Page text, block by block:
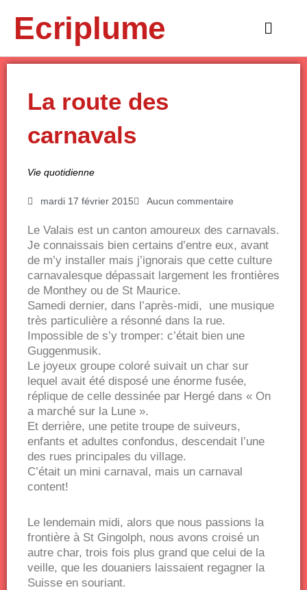
contenuEcriplume
Main
La route des
carnavals
Vie quotidienne
mardi 17 février 2015 Aucun commentaire
Le Valais est un canton amoureux des carnavals.
Je connaissais bien certains d’entre eux, avant
de m’y installer mais j’ignorais que cette culture
carnavalesque dépassait largement les frontières
de Monthey ou de St Maurice.
Samedi dernier, dans l’après-midi, une musique
très particulière a résonné dans la rue.
Impossible de s’y tromper: c’était bien une
Guggenmusik.
Le joyeux groupe coloré suivait un char sur
lequel avait été disposé une énorme fusée,
réplique de celle dessinée par Hergé dans « On
a marché sur la Lune ».
Et derrière, une petite troupe de suiveurs,
enfants et adultes confondus, descendait l’une
des rues principales du village.
C’était un mini carnaval, mais un carnaval
content!
Le lendemain midi, alors que nous passions la
frontière à St Gingolph, nous avons croisé un
autre char, trois fois plus grand que celui de la
veille, que les douaniers laissaient regagner la
Suisse en souriant.